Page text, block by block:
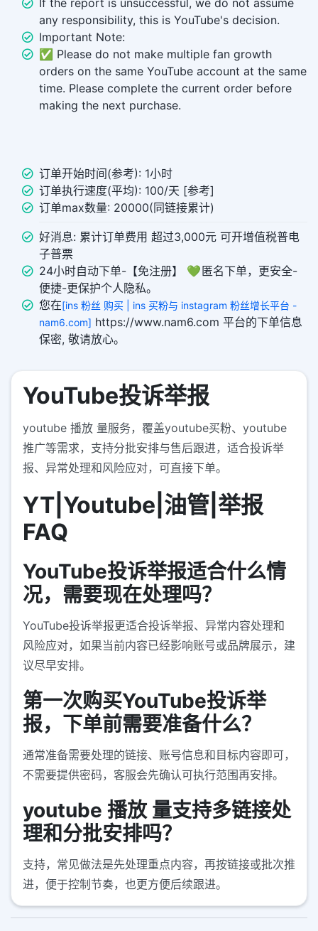
If the report is unsuccessful, we do not assume
any responsibility, this is YouTube's decision.
Important Note:
✅ Please do not make multiple fan growth
orders on the same YouTube account at the same
time. Please complete the current order before
making the next purchase.
订单开始时间(参考): 1小时
订单执行速度(平均): 100/天 [参考]
订单max数量: 20000(同链接累计)
好消息: 累计订单费用 超过3,000元 可开增值税普电
子普票
24小时自动下单-【免注册】 💚 匿名下单，更安全-
便捷-更保护个人隐私。
您在[ins 粉丝 购买 | ins 买粉与 instagram 粉丝增长平台 -
nam6.com] https://www.nam6.com 平台的下单信息
保密, 敬请放心。
YouTube投诉举报
youtube 播放 量服务，覆盖youtube买粉、youtube
推广等需求，支持分批安排与售后跟进，适合投诉举
报、异常处理和风险应对，可直接下单。
YT|Youtube|油管|举报
FAQ
YouTube投诉举报适合什么情
况，需要现在处理吗？
YouTube投诉举报更适合投诉举报、异常内容处理和
风险应对，如果当前内容已经影响账号或品牌展示，建
议尽早安排。
第一次购买YouTube投诉举
报，下单前需要准备什么？
通常准备需要处理的链接、账号信息和目标内容即可，
不需要提供密码，客服会先确认可执行范围再安排。
youtube 播放 量支持多链接处
理和分批安排吗？
支持，常见做法是先处理重点内容，再按链接或批次推
进，便于控制节奏，也更方便后续跟进。